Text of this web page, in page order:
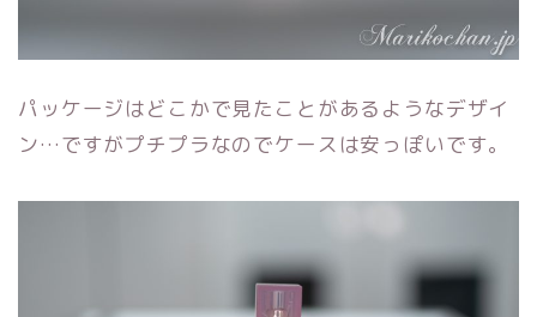
パッケージはどこかで見たことがあるようなデザイ
ン…ですがプチプラなのでケースは安っぽいです。